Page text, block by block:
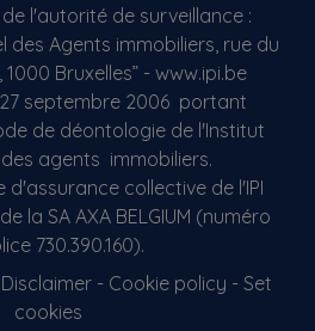
l'autorité de surveillance :
des Agents immobiliers, rue du
Bruxelles” - www.ipi.be
septembre 2006 portant
de déontologie de l'Institut
agents immobiliers.
d'assurance collective de l'IPI
la SA AXA BELGIUM (numéro
730.390.160).
Disclaimer - Cookie policy - Set
cookies